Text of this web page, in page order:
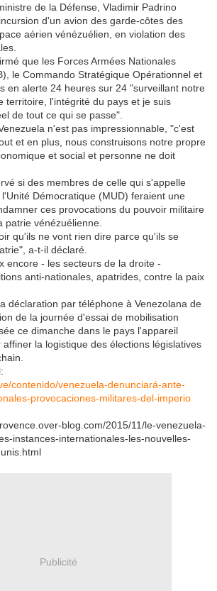
de la Défense, Vladimir Padrino
d'un avion des garde-côtes des
aérien vénézuélien, en violation des
que les Forces Armées Nationales
le Commando Stratégique Opérationnel et
en alerte 24 heures sur 24 "surveillant notre
territoire, l'intégrité du pays et je suis
de tout ce qui se passe".
n'est pas impressionnable, "c'est
et en plus, nous construisons notre propre
et social et personne ne doit
si des membres de celle qui s'appelle
Démocratique (MUD) feraient une
ces provocations du pouvoir militaire
patrie vénézuélienne.
qu'ils ne vont rien dire parce qu'ils se
a-t-il déclaré.
encore - les secteurs de la droite -
anti-nationales, apatrides, contre la paix
déclaration par téléphone à Venezolana de
de la journée d'essai de mobilisation
ce dimanche dans le pays l'appareil
la logistique des élections législatives
contenido/venezuela-denunciará-ante-
provocaciones-militares-del-imperio
blog.com/2015/11/le-venezuela-
instances-internationales-les-nouvelles-
Publicité